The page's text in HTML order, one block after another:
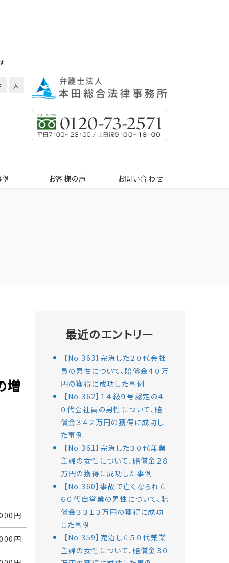
大
お客様の声 お問い合わせ
増
円
円
最近のエントリー
【No.363】完治した２０代会社
員の男性について、賠償金４０万
円の獲得に成功した事例
【No.362】１４級９号認定の４
０代会社員の男性について、賠
償金３４２万円の獲得に成功し
た事例
【No.361】完治した３０代兼業
主婦の女性について、賠償金２８
万円の獲得に成功した事例
【No.360】事故で亡くなられた
６０代自営業の男性について、賠
償金３３１３万円の獲得に成功
した事例
【No.359】完治した５０代兼業
主婦の女性について、賠償金３０